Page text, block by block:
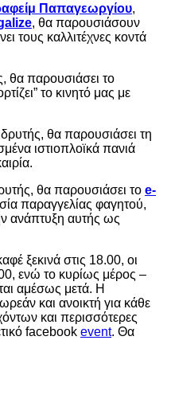
Παπαγεωργίου,
, θα παρουσιάσουν
τους καλλιτέχνες κοντά
θα παρουσιάσει το
το κινητό μας με
θα παρουσιάσει τη
ιστιοπλοϊκά πανιά
θα παρουσιάσει το e-
παραγγελίας φαγητού,
ανάπτυξη αυτής ως
ξεκινά στις 18.00, οι
ενώ το κυρίως μέρος –
αμέσως μετά. Η
και ανοικτή για κάθε
και περισσότερες
facebook event. Θα